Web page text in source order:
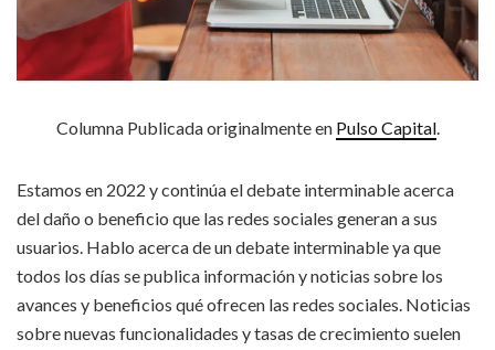
Columna Publicada originalmente en Pulso Capital.
Estamos en 2022 y continúa el debate interminable acerca
del daño o beneficio que las redes sociales generan a sus
usuarios. Hablo acerca de un debate interminable ya que
todos los días se publica información y noticias sobre los
avances y beneficios qué ofrecen las redes sociales. Noticias
sobre nuevas funcionalidades y tasas de crecimiento suelen